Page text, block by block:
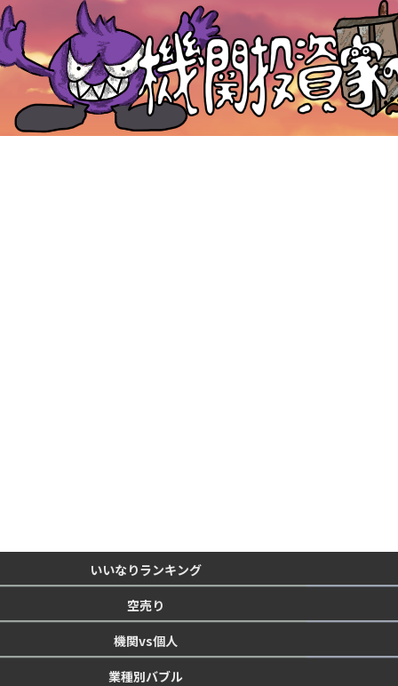
いいなりランキング
空売り
機関vs個人
業種別バブル